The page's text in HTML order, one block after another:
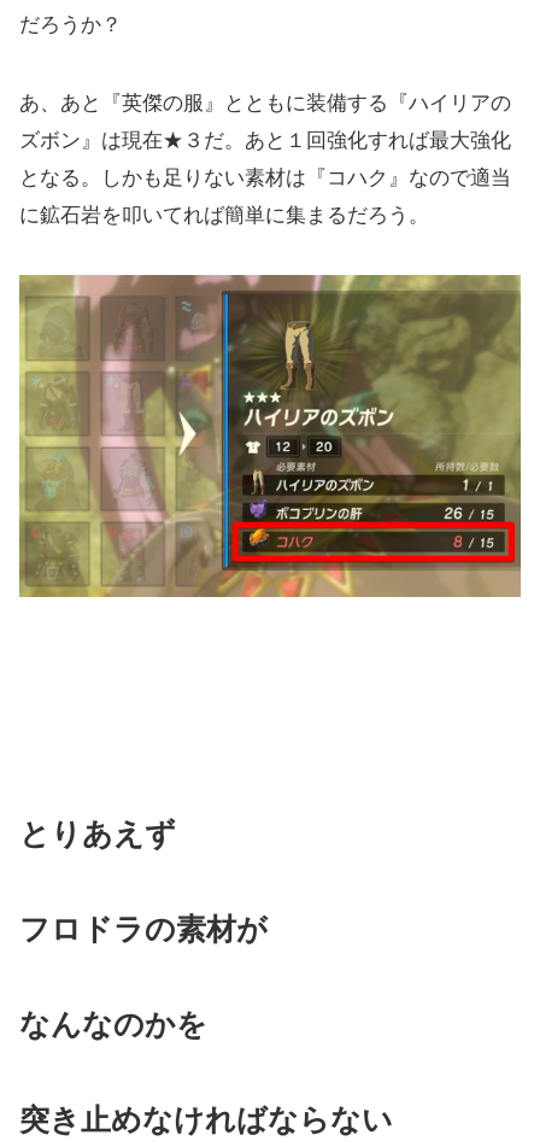
だろうか？
あ、あと『英傑の服』とともに装備する『ハイリアの
ズボン』は現在★３だ。あと１回強化すれば最大強化
となる。しかも足りない素材は『コハク』なので適当
に鉱石岩を叩いてれば簡単に集まるだろう。
とりあえず
フロドラの素材が
なんなのかを
突き止めなければならない